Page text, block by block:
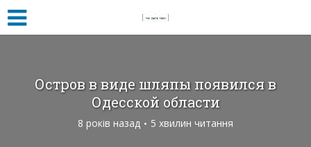
Остров в виде шляпы появился в
Одесской области
8 років назад 5 хвилин читання